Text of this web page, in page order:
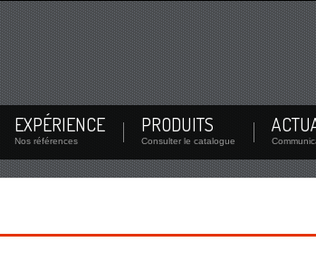
la documentation de votre
Login
rappeler/Mot de
Login
EXPÉRIENCE
Nos références
PRODUITS
Consulter le catalogue